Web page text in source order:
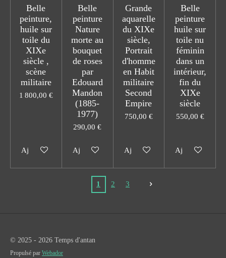
Belle
peinture,
huile sur
toile du
XIXe
siècle ,
scène
militaire
1 800,00 €
Ajouter au panier
Belle
peinture
Nature
morte au
bouquet
de roses
par
Edouard
Mandon
(1885-
1977)
290,00 €
Ajouter au panier
Grande
aquarelle
du XIXe
siècle,
Portrait
d'homme
en Habit
militaire
Second
Empire
750,00 €
Ajouter au panier
Belle
peinture
huile sur
toile nu
féminin
dans un
intérieur,
fin du
XIXe
siècle
550,00 €
Ajouter au
1 2 3
© 2025 - 2026 Temps d'antan
Propulsé par Webador